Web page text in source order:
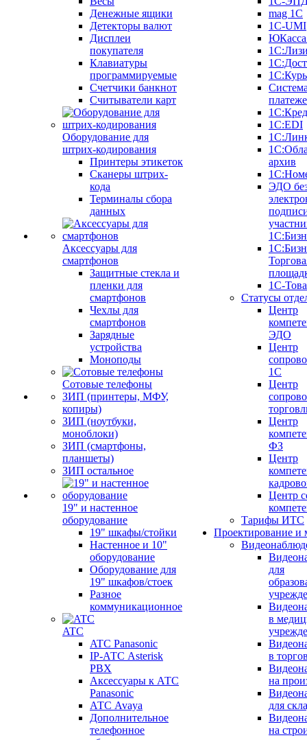
Денежные ящики
Детекторы валют
Дисплеи
покупателя
Клавиатуры
программируемые
Счетчики банкнот
Считыватели карт
Оборудование для
штрих-кодирования
Принтеры этикеток
Сканеры штрих-
кода
Терминалы сбора
данных
Аксессуары для
смартфонов
Защитные стекла и
пленки для
смартфонов
Чехлы для
смартфонов
Зарядные
устройства
Моноподы
Сотовые телефоны
ЗИП (принтеры, МФУ,
копиры)
ЗИП (ноутбуки,
моноблоки)
ЗИП (смартфоны,
планшеты)
ЗИП остальное
19" и настенное
оборудование
19" шкафы/стойки
Настенное и 10"
оборудование
Оборудование для
19" шкафов/стоек
Разное
коммуникационное
ATC
ATC Panasonic
IP-АТС Asterisk
PBX
Аксессуары к АТС
Panasonic
АТС Avaya
Дополнительное
телефонное
mag 1C
1C-UMI
1С:EDI
архив
ЭДО
1С-
Статусы
Центр
ЭДО
Центр
1С
Центр
Центр
ФЗ
Центр
Центр
Тарифы ИТС
Проектирование и
для
в
в
на
для
на